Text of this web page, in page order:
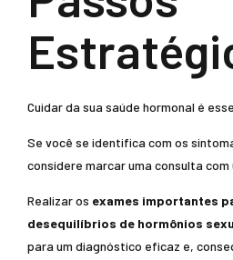
Cuidar da sua saúde hormonal é
Se você se identifica com os
considere marcar uma consulta com
Realizar os exames importantes
desequilíbrios de hormônios
para um diagnóstico eficaz e,